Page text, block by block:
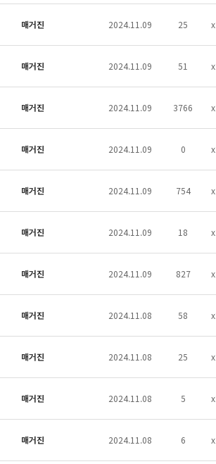
매거진 2024.11.09 25
매거진 2024.11.09 51
매거진 2024.11.09 3766
매거진 2024.11.09 0
매거진 2024.11.09 754
매거진 2024.11.09 18
매거진 2024.11.09 827
매거진 2024.11.08 58
매거진 2024.11.08 25
매거진 2024.11.08 5
매거진 2024.11.08 6